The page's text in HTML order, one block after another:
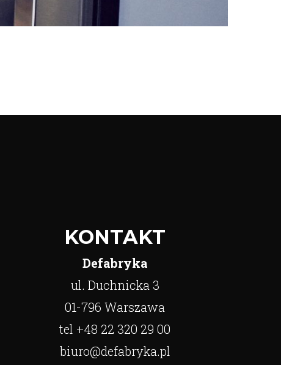
KONTAKT
Defabryka
ul. Duchnicka 3
01-796 Warszawa
tel +48 22 320 29 00
biuro@defabryka.pl